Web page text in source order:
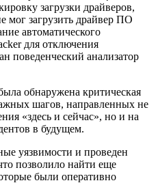
загрузки драйверов,
мог загрузить драйвер ПО
автоматического
для отключения
поведенческий анализатор
обнаружена критическая
шагов, направленных не
«здесь и сейчас», но и на
в будущем.
уязвимости и проведен
позволило найти еще
были оперативно